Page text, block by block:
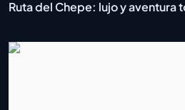
Ruta del Chepe: lujo y aventura